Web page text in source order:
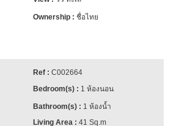
ชื่อไทย
C002664
1 ห้องนอน
1 ห้องน้ำ
41 Sq.m